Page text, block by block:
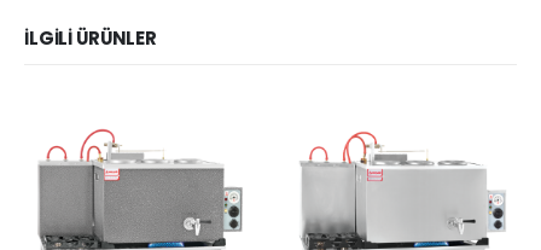
İLGILI ÜRÜNLER